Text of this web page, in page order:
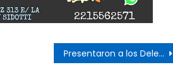
Presentaron a los Delegados electos en el STME